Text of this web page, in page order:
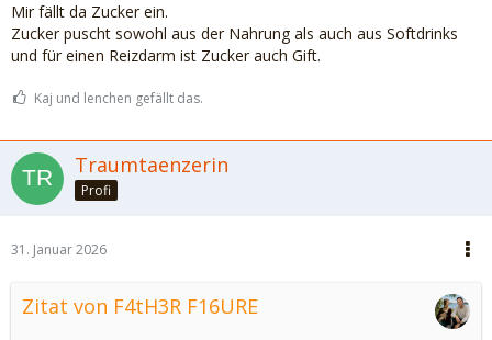
Mir fällt da Zucker ein.
Zucker puscht sowohl aus der Nahrung als auch aus Softdrinks
und für einen Reizdarm ist Zucker auch Gift.
Kaj und lenchen gefällt das.
Traumtaenzerin
Profi
31. Januar 2026
Zitat von F4tH3R F16URE